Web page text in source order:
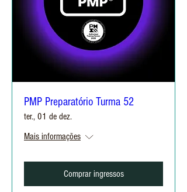
PMP Preparatório Turma 52
ter., 01 de dez.
Mais informações
Comprar ingressos